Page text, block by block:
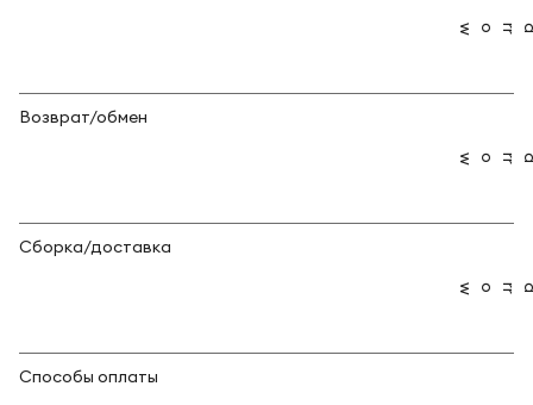
Возврат/обмен
Сборка/доставка
Способы оплаты